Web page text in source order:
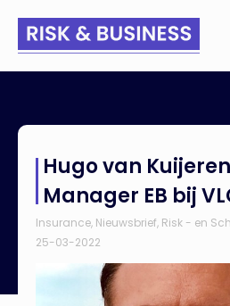
& Partners
Hugo van
Manager EB bij
Insurance, Nieuwsbrief, Risk - en
25-03-2022